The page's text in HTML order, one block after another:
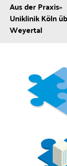
Aus der Praxis»
Uniklinik Köln
Weyertal